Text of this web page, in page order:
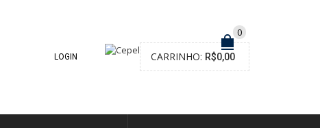
0
CARRINHO: R$0,00
LOGIN